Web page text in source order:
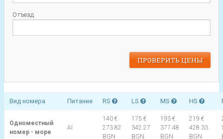
Отъезд
Вид номера Питание RS LS MS HS
Одноместный
номер - море
AI
140 €
273.82
BGN
175 €
342.27
BGN
193 €
377.48
BGN
219 €
428.33
BGN